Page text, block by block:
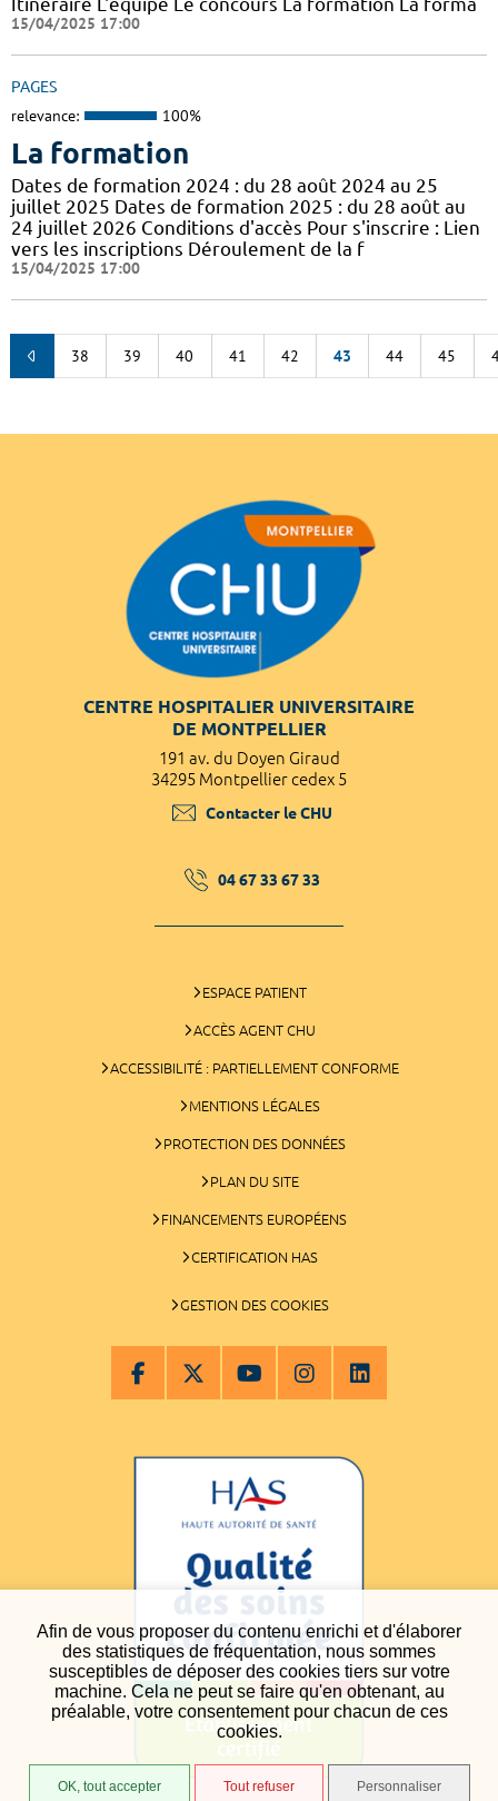
Afin de vous proposer du contenu enrichi et d'élaborer
des statistiques de fréquentation, nous sommes
susceptibles de déposer des cookies tiers sur votre
machine. Cela ne peut se faire qu'en obtenant, au
préalable, votre consentement pour chacun de ces
cookies.
OK, tout accepter Tout refuser Personnaliser
15/04/2025 17:00
PAGES
relevance: 100%
La formation
Dates de formation 2024 : du 28 août 2024 au 25
juillet 2025 Dates de formation 2025 : du 28 août au
24 juillet 2026 Conditions d'accès Pour s'inscrire : Lien
vers les inscriptions Déroulement de la f
15/04/2025 17:00
38 39 40 41 42 43 44 45
CENTRE HOSPITALIER UNIVERSITAIRE
DE MONTPELLIER
191 av. du Doyen Giraud
34295 Montpellier cedex 5
Contacter le CHU
04 67 33 67 33
ESPACE PATIENT
ACCÈS AGENT CHU
ACCESSIBILITÉ : PARTIELLEMENT CONFORME
MENTIONS LÉGALES
PROTECTION DES DONNÉES
PLAN DU SITE
FINANCEMENTS EUROPÉENS
CERTIFICATION HAS
GESTION DES COOKIES